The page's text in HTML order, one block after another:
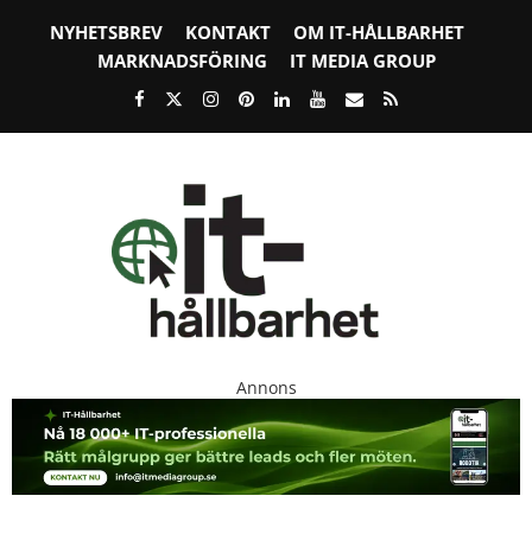
NYHETSBREV KONTAKT
OM IT-HÅLLBARHET
MARKNADSFÖRING
IT MEDIA GROUP
Annons